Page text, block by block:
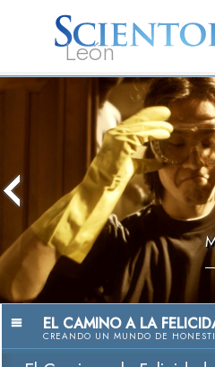
León
Hubbard
¿Qué es
Scientology?
EL CAMINO A LA
CREANDO UN MUNDO DE